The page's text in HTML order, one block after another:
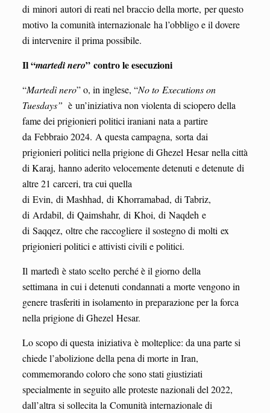
di minori autori di reati nel braccio della morte, per questo
motivo la comunità internazionale ha l’obbligo e il dovere
di intervenire il prima possibile.
Il “martedì nero” contro le esecuzioni
“Martedì nero” o, in inglese, “No to Executions on
Tuesdays” è un’iniziativa non violenta di sciopero della
fame dei prigionieri politici iraniani nata a partire
da Febbraio 2024. A questa campagna, sorta dai
prigionieri politici nella prigione di Ghezel Hesar nella città
di Karaj, hanno aderito velocemente detenuti e detenute di
altre 21 carceri, tra cui quella
di Evin, di Mashhad, di Khorramabad, di Tabriz,
di Ardabil, di Qaimshahr, di Khoi, di Naqdeh e
di Saqqez, oltre che raccogliere il sostegno di molti ex
prigionieri politici e attivisti civili e politici.
Il martedì è stato scelto perché è il giorno della
settimana in cui i detenuti condannati a morte vengono in
genere trasferiti in isolamento in preparazione per la forca
nella prigione di Ghezel Hesar.
Lo scopo di questa iniziativa è molteplice: da una parte si
chiede l’abolizione della pena di morte in Iran,
commemorando coloro che sono stati giustiziati
specialmente in seguito alle proteste nazionali del 2022,
dall’altra si sollecita la Comunità internazionale di